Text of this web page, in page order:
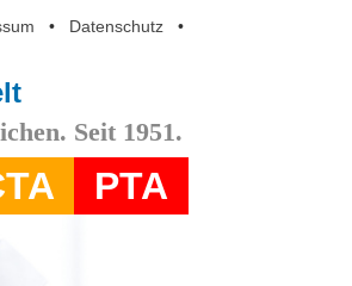
• Datenschutz •
Seit 1951.
PTA